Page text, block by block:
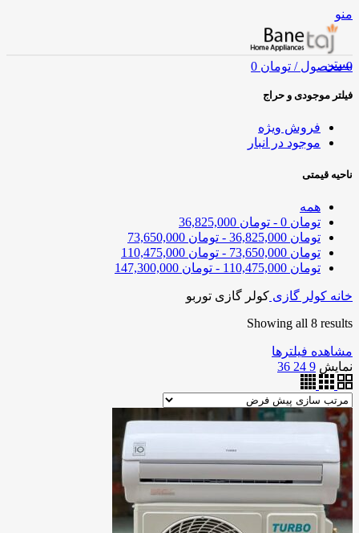
منو
0 محصول / تومان بستن
فیلتر موجودی و حراج
فروش ویژه
موجود در انبار
ناحیه قیمتی
همه
تومان
- تومان
تومان
- تومان
تومان
- تومان
تومان
- تومان
خانه کولر گازی کولر گازی توربو
Showing all 8 results
مشاهده فیلترها
نمایش 9
24
36